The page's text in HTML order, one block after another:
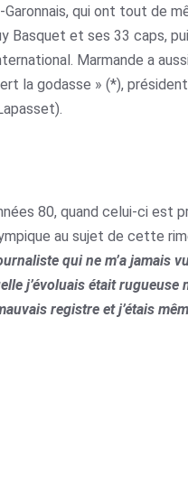
qui ont tout de
Basquet et ses 33 caps,
Marmande a
la godasse » (*),
80, quand celui-ci est
au sujet de cette
qui ne m’a jamais
j’évoluais était rugueuse
registre et j’étais